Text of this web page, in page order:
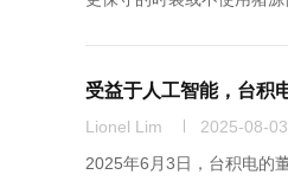
受益于人工智能，台积
Lionel Lim 2025-08-
2025年6月3日，台积电的